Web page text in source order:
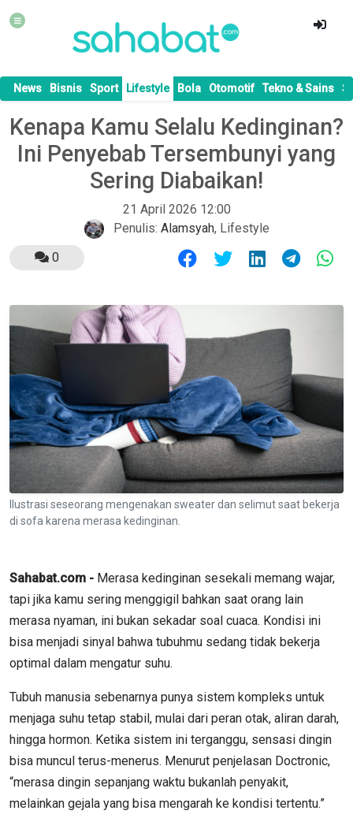
News Bisnis Sport Lifestyle Bola Otomotif Tekno & Sains
Kenapa Kamu Selalu Kedinginan?
Ini Penyebab Tersembunyi yang
Sering Diabaikan!
21 April 2026 12:00
Penulis: Alamsyah, Lifestyle
0
Ilustrasi seseorang mengenakan sweater dan selimut saat bekerja
di sofa karena merasa kedinginan.
Sahabat.com - Merasa kedinginan sesekali memang wajar,
tapi jika kamu sering menggigil bahkan saat orang lain
merasa nyaman, ini bukan sekadar soal cuaca. Kondisi ini
bisa menjadi sinyal bahwa tubuhmu sedang tidak bekerja
optimal dalam mengatur suhu.
Tubuh manusia sebenarnya punya sistem kompleks untuk
menjaga suhu tetap stabil, mulai dari peran otak, aliran darah,
hingga hormon. Ketika sistem ini terganggu, sensasi dingin
bisa muncul terus-menerus. Menurut penjelasan Doctronic,
“merasa dingin sepanjang waktu bukanlah penyakit,
melainkan gejala yang bisa mengarah ke kondisi tertentu.”